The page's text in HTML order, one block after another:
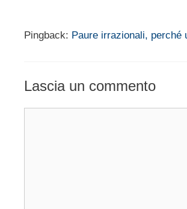
Pingback: Paure irrazionali, perché
Lascia un commento